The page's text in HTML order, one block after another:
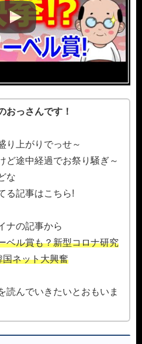
おっさんです！
り上がりでっせ～
ど途中経過でお祭り騒ぎ～
な
る記事はこちら!
ナの記事から
ベル賞も？新型コロナ研究
国ネット大興奮
読んでいきたいとおもいま